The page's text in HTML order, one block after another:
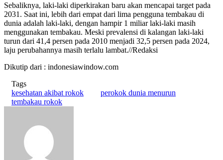
Sebaliknya, laki-laki diperkirakan baru akan mencapai target pada
2031. Saat ini, lebih dari empat dari lima pengguna tembakau di
dunia adalah laki-laki, dengan hampir 1 miliar laki-laki masih
menggunakan tembakau. Meski prevalensi di kalangan laki-laki
turun dari 41,4 persen pada 2010 menjadi 32,5 persen pada 2024,
laju perubahannya masih terlalu lambat.//Redaksi
Dikutip dari : indonesiawindow.com
Tags
kesehatan akibat rokok
perokok dunia menurun
tembakau rokok